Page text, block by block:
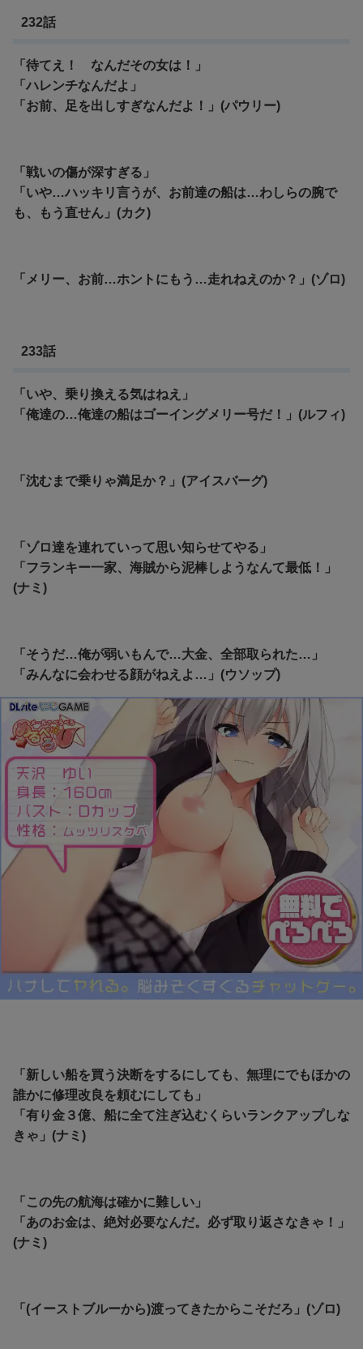
232話
「待てえ！ なんだその女は！」
「ハレンチなんだよ」
「お前、足を出しすぎなんだよ！」(パウリー)
「戦いの傷が深すぎる」
「いや…ハッキリ言うが、お前達の船は…わしらの腕で
も、もう直せん」(カク)
「メリー、お前…ホントにもう…走れねえのか？」(ゾロ)
233話
「いや、乗り換える気はねえ」
「俺達の…俺達の船はゴーイングメリー号だ！」(ルフィ)
「沈むまで乗りゃ満足か？」(アイスバーグ)
「ゾロ達を連れていって思い知らせてやる」
「フランキー一家、海賊から泥棒しようなんて最低！」
(ナミ)
「そうだ…俺が弱いもんで…大金、全部取られた…」
「みんなに会わせる顔がねえよ…」(ウソップ)
「新しい船を買う決断をするにしても、無理にでもほかの
誰かに修理改良を頼むにしても」
「有り金３億、船に全て注ぎ込むくらいランクアップしな
きゃ」(ナミ)
「この先の航海は確かに難しい」
「あのお金は、絶対必要なんだ。必ず取り返さなきゃ！」
(ナミ)
「(イーストブルーから)渡ってきたからこそだろ」(ゾロ)